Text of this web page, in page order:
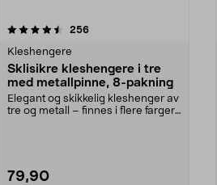
256anmeldelser
Kleshengere
Sklisikre kleshengere i tre
med metallpinne, 8-pakning
Elegant og skikkelig kleshenger av
tre og metall – finnes i flere farger.
79,90
4.5av 5 stjerner